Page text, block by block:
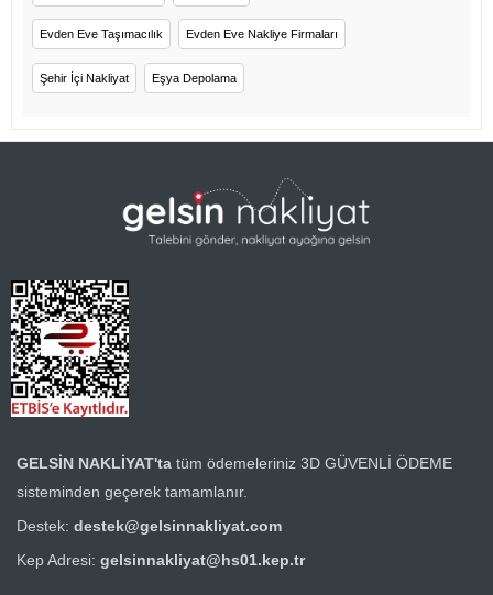
Evden Eve Taşımacılık Evden Eve Nakliye Firmaları
Şehir İçi Nakliyat Eşya Depolama
GELSİN NAKLİYAT'ta tüm ödemeleriniz 3D GÜVENLİ ÖDEME
sisteminden geçerek tamamlanır.
Destek: destek@gelsinnakliyat.com
Kep Adresi: gelsinnakliyat@hs01.kep.tr